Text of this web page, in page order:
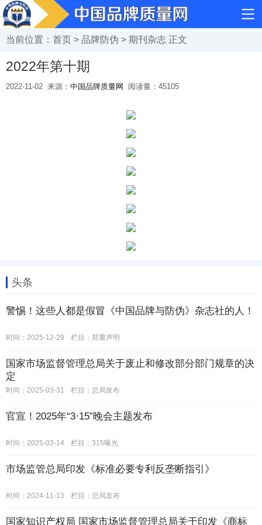
当前位置： 首页 > 品牌防伪 > 期刊杂志 正文
2022年第十期
2022-11-02 来源： 中国品牌质量网 阅读量： 45105
头条
警惕！这些人都是假冒《中国品牌与防伪》杂志社的人！
时间：2025-12-29 栏目： 郑重声明
国家市场监督管理总局关于废止和修改部分部门规章的决
定
时间：2025-03-31 栏目： 总局发布
官宣！2025年“3·15”晚会主题发布
时间：2025-03-14 栏目： 315曝光
市场监管总局印发《标准必要专利反垄断指引》
时间：2024-11-13 栏目： 总局发布
国家知识产权局 国家市场监督管理总局关于印发《商标